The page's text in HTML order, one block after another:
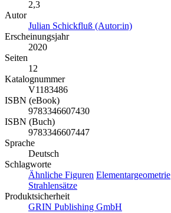
2,3
Autor
Julian Schickfluß (Autor:in)
Erscheinungsjahr
2020
Seiten
12
Katalognummer
V1183486
ISBN (eBook)
9783346607430
ISBN (Buch)
9783346607447
Sprache
Deutsch
Schlagworte
Ähnliche Figuren Elementargeometrie
Strahlensätze
Produktsicherheit
GRIN Publishing GmbH